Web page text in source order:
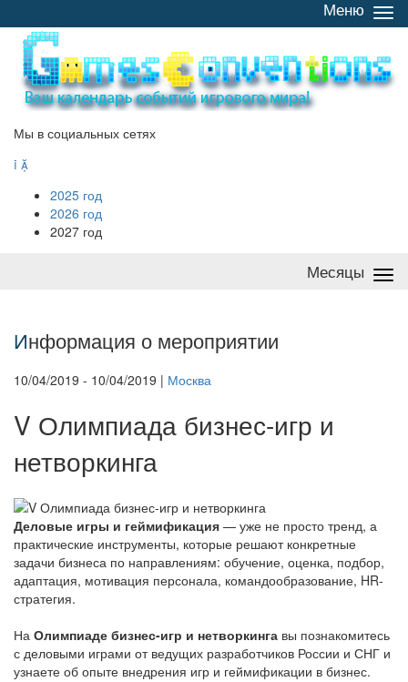
/
Меню
Мы в социальных сетях
 
2025 год
2026 год
2027 год
Месяцы
Информация о мероприятии
10/04/2019 - 10/04/2019 | Москва
V Олимпиада бизнес-игр и
нетворкинга
Деловые игры и геймификация — уже не просто тренд, а
практические инструменты, которые решают конкретные
задачи бизнеса по направлениям: обучение, оценка, подбор,
адаптация, мотивация персонала, командообразование, HR-
стратегия.
На Олимпиаде бизнес-игр и нетворкинга вы познакомитесь
с деловыми играми от ведущих разработчиков России и СНГ и
узнаете об опыте внедрения игр и геймификации в бизнес.